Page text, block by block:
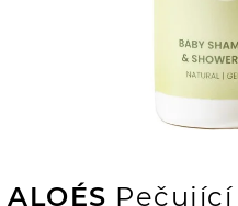
ALOÉS Pečující